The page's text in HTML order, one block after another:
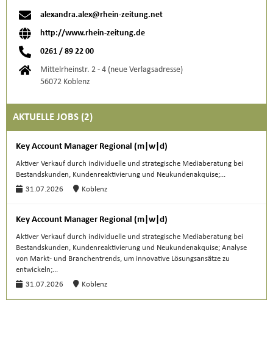
alexandra.alex@rhein-zeitung.net
http://www.rhein-zeitung.de
0261 / 89 22 00
Mittelrheinstr. 2 - 4 (neue Verlagsadresse)
56072 Koblenz
AKTUELLE JOBS (2)
Key Account Manager Regional (m|w|d)
Aktiver Verkauf durch individuelle und strategische Mediaberatung bei
Bestandskunden, Kundenreaktivierung und Neukundenakquise;...
31.07.2026 Koblenz
Key Account Manager Regional (m|w|d)
Aktiver Verkauf durch individuelle und strategische Mediaberatung bei
Bestandskunden, Kundenreaktivierung und Neukundenakquise; Analyse
von Markt- und Branchentrends, um innovative Lösungsansätze zu
entwickeln;...
31.07.2026 Koblenz